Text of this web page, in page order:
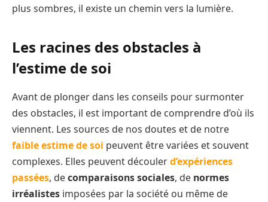
plus sombres, il existe un chemin vers la lumière.
Les racines des obstacles à
l’estime de soi
Avant de plonger dans les conseils pour surmonter
des obstacles, il est important de comprendre d’où ils
viennent. Les sources de nos doutes et de notre
faible estime de soi peuvent être variées et souvent
complexes. Elles peuvent découlerd’expériences
passées, decomparaisons sociales, de normes
irréalistes imposées par la société ou même de